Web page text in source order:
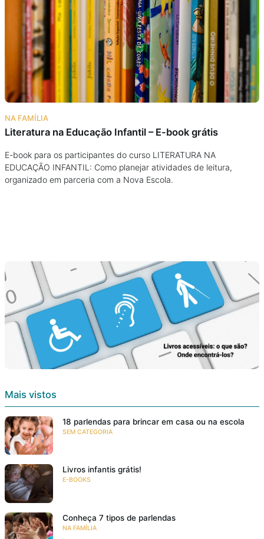
Podcast
Assine
Taba na Escola
NA FAMÍLIA
Literatura na Educação Infantil – E-book grátis
E-book para os participantes do curso LITERATURA NA
EDUCAÇÃO INFANTIL: Como planejar atividades de leitura,
organizado em parceria com a Nova Escola.
Mais vistos
18 parlendas para brincar em casa ou na escola
SEM CATEGORIA
Livros infantis grátis!
E-BOOKS
Conheça 7 tipos de parlendas
NA FAMÍLIA